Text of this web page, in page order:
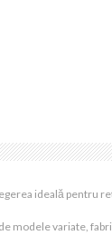
ideală pentru
modele variate,